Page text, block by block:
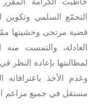
التجمّع السلمي
قضية مرتجى وخشيتها
العادلة، والتمست
لمطالبتها بإعادة النظر
وعدم الأخذ
مستقل في جميع مزاعم